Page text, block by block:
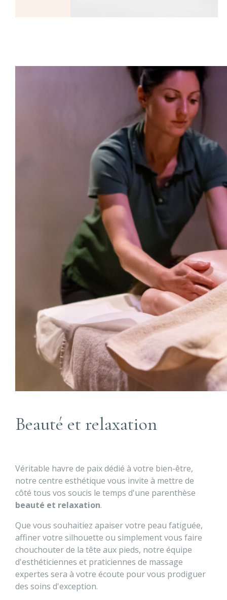
Beauté et relaxation
Véritable havre de paix dédié à votre bien-être,
notre centre esthétique vous invite à mettre de
côté tous vos soucis le temps d'une parenthèse
beauté et relaxation.
Que vous souhaitiez apaiser votre peau fatiguée,
affiner votre silhouette ou simplement vous faire
chouchouter de la tête aux pieds, notre équipe
d'esthéticiennes et praticiennes de massage
expertes sera à votre écoute pour vous prodiguer
des soins d'exception.